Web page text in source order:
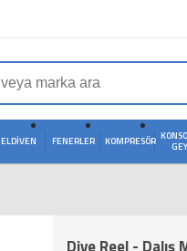
ELDIVEN FENERLER KOMPRESÖR